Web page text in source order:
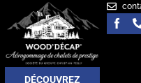
DÉCOUVREZ